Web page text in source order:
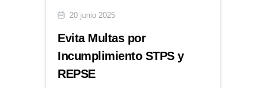
20 junio 2025
Evita Multas por
Incumplimiento STPS y
REPSE